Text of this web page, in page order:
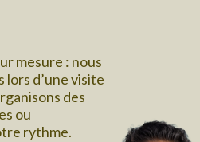
mesure : nous
lors d’une visite
des
ou
rythme.